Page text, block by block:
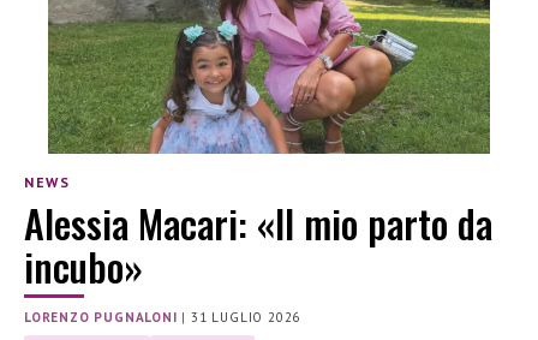
NEWS
Alessia Macari: «Il mio parto da
incubo»
LORENZO PUGNALONI |31 LUGLIO 2026